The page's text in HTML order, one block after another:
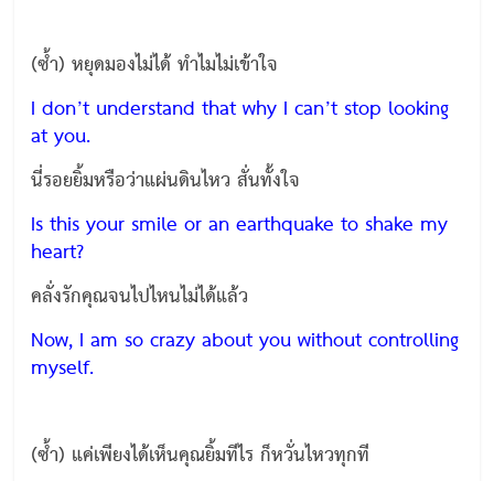
(ซ้ำ) หยุดมองไม่ได้ ทำไมไม่เข้าใจ
I don’t understand that why I can’t stop looking
at you.
นี่รอยยิ้มหรือว่าแผ่นดินไหว สั่นทั้งใจ
Is this your smile or an earthquake to shake my
heart?
คลั่งรักคุณจนไปไหนไม่ได้แล้ว
Now, I am so crazy about you without controlling
myself.
(ซ้ำ) แค่เพียงได้เห็นคุณยิ้มทีไร ก็หวั่นไหวทุกที